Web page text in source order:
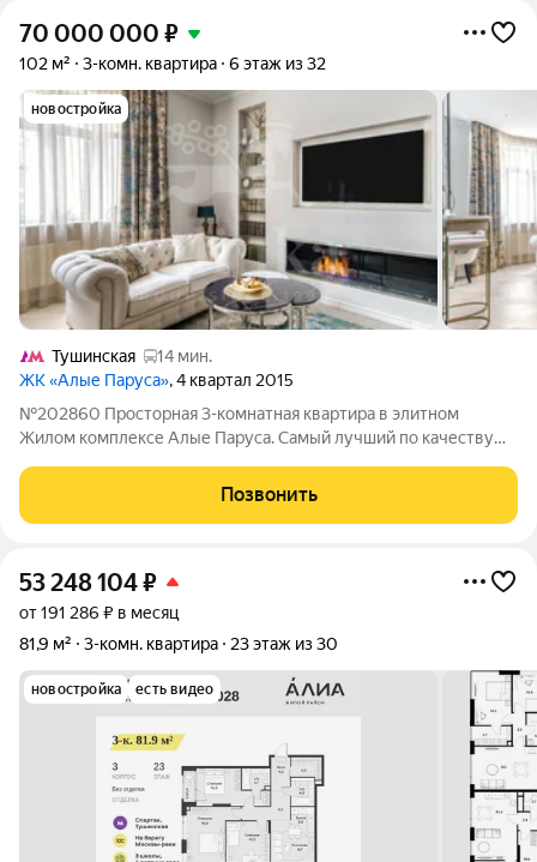
70 000 000 ₽
102 м² 3-комн. квартира 6 этаж из 32
новостройка
Тушинская
14 мин.
ЖК «Алые Паруса», 4 квартал 2015
№202860 Просторная 3-комнатная квартира в элитном
Жилом комплексе Алые Паруса. Самый лучший по качеству
32-этажного дома. Квартира отличается продуманной
планировкой, современным дизайном и
Позвонить
53 248 104₽
от 191 286 ₽ в месяц
81,9 м²
3-комн. квартира 23 этаж из 30
новостройка есть видео